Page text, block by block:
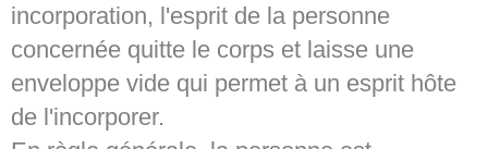
incorporation, l'esprit de la personne
concernée quitte le corps et laisse une
enveloppe vide qui permet à un esprit hôte
de l'incorporer.